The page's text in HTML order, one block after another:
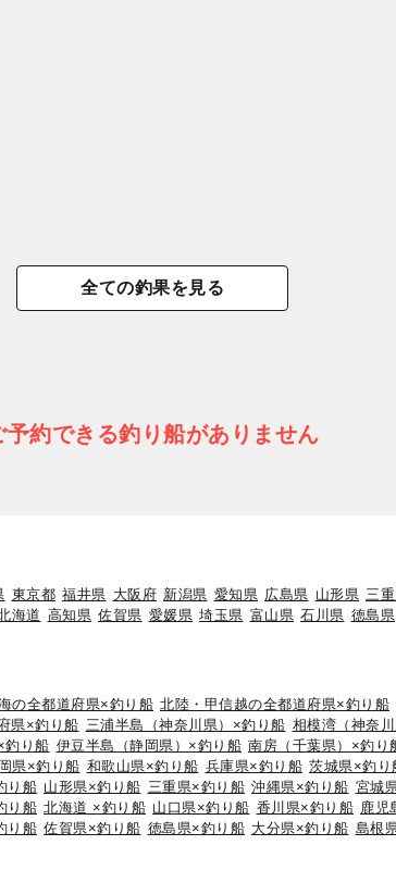
全ての釣果を見る
予約できる釣り船がありません
東京都 福井県 大阪府 新潟県 愛知県 広島県 山形県 三
海道 高知県 佐賀県 愛媛県 埼玉県 富山県 石川県 徳島県
の全都道府県×釣り船 北陸・甲信越の全都道府県×釣り船
県×釣り船 三浦半島（神奈川県）×釣り船 相模湾（神奈
釣り船 伊豆半島（静岡県）×釣り船 南房（千葉県）×釣り
県×釣り船 和歌山県×釣り船 兵庫県×釣り船 茨城県×釣り
り船 山形県×釣り船 三重県×釣り船 沖縄県×釣り船 宮城
り船 北海道 ×釣り船 山口県×釣り船 香川県×釣り船 鹿児
り船 佐賀県×釣り船 徳島県×釣り船 大分県×釣り船 島根